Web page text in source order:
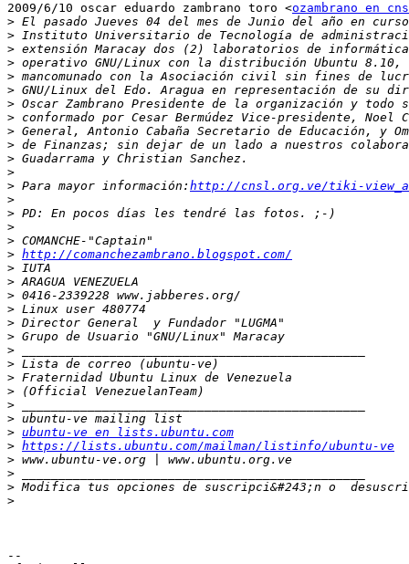
2009/6/10 oscar eduardo zambrano toro <ozambrano en
>
>
>
>
>
>
>
>
>
>
>
>
> Para mayor información: http://cnsl.org.ve/tiki-
>
>
>
>
> http://comanchezambrano.blogspot.com/
>
>
>
>
>
>
>
>
>
>
>
>
> ubuntu-ve en lists.ubuntu.com
> https://lists.ubuntu.com/mailman/listinfo/ubuntu-ve
>
>
> Modifica tus opciones de suscripci&#243;n o
>
--